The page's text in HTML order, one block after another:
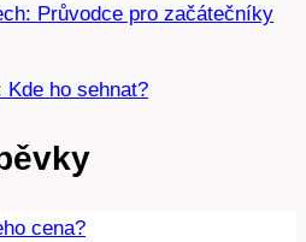
Průvodce pro začátečníky
ho sehnat?